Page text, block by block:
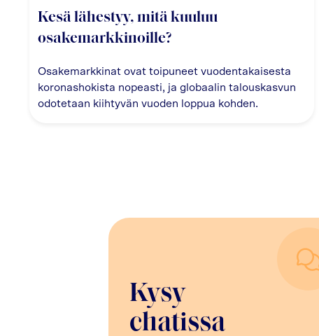
Kesä lähestyy, mitä kuuluu
osakemarkkinoille?
Osakemarkkinat ovat toipuneet vuodentakaisesta
koronashokista nopeasti, ja globaalin talouskasvun
odotetaan kiihtyvän vuoden loppua kohden.
Kysy
chatissa